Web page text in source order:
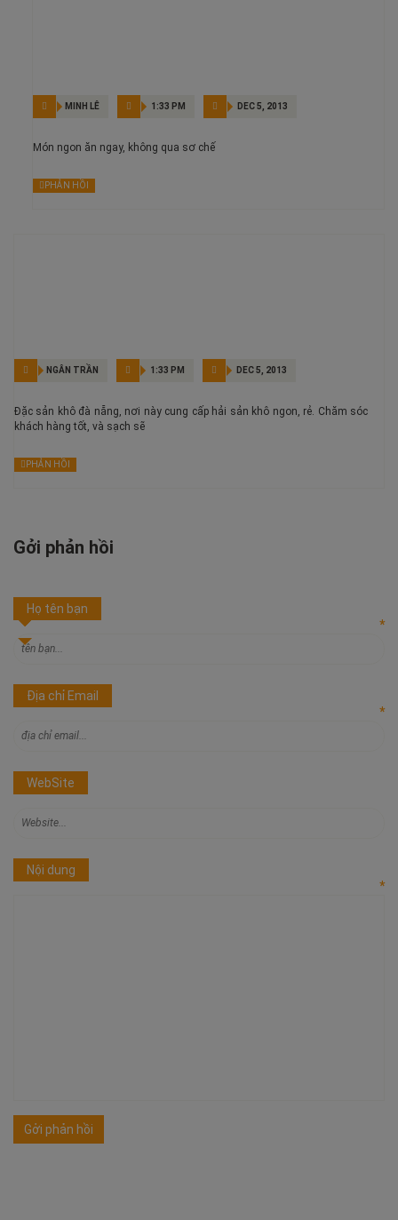
MINH LÊ 1:33 PM DEC 5, 2013
Món ngon ăn ngay, không qua sơ chế
PHẢN HỒI
NGÂN TRẦN 1:33 PM DEC 5, 2013
Đặc sản khô đà nẵng, nơi này cung cấp hải sản khô ngon, rẻ. Chăm sóc
khách hàng tốt, và sạch sẽ
PHẢN HỒI
Gởi phản hồi
Họ tên bạn
*
Địa chỉ Email
*
WebSite
Nội dung
*
Gởi phản hồi